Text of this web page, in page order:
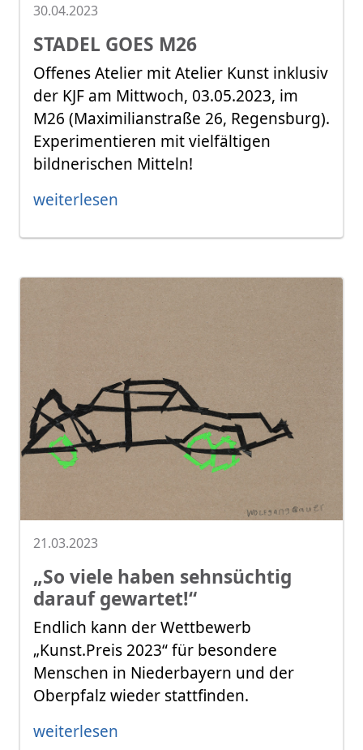
30.04.2023
STADEL GOES M26
Offenes Atelier mit Atelier Kunst inklusiv
der KJF am Mittwoch, 03.05.2023, im
M26 (Maximilianstraße 26, Regensburg).
Experimentieren mit vielfältigen
bildnerischen Mitteln!
weiterlesen
21.03.2023
„So viele haben sehnsüchtig
darauf gewartet!“
Endlich kann der Wettbewerb
„Kunst.Preis 2023“ für besondere
Menschen in Niederbayern und der
Oberpfalz wieder stattfinden.
weiterlesen